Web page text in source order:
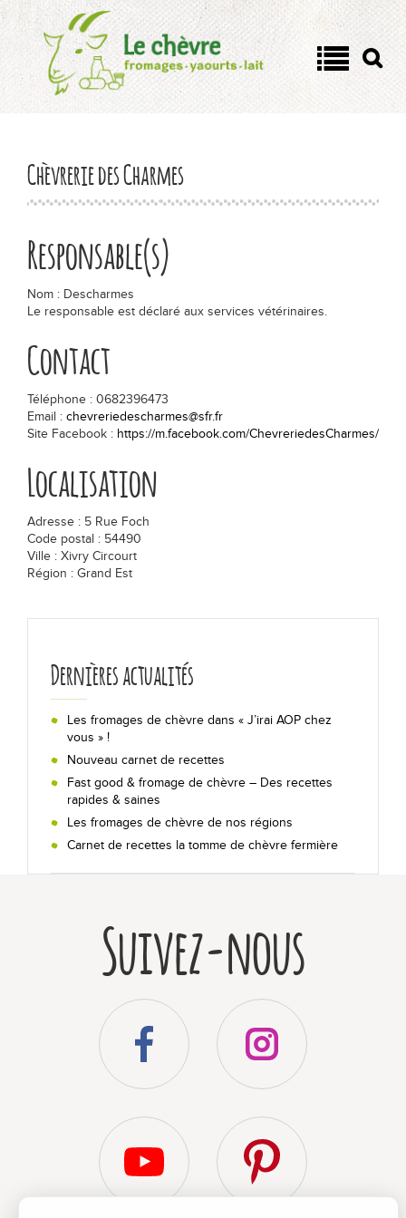
On a tous un côté chèvre !
?
Les fromages
Yaourts et lait de chèvre
Tout savoir
Les actualités
Chiffres clés
Formes & origines
La fabrication en 5 étapes
Les régions de production
Bon pour la santé !
Lexique
Déguster
Nos recettes au chèvre !
Sur un plateau
Secrets de dégustation
Qui sommes-nous ?
Bibliographie
Chèvrerie des Charmes
Responsable(s)
Nom : Descharmes
Le responsable est déclaré aux services vétérinaires.
Contact
Téléphone : 0682396473
Email : chevreriedescharmes@sfr.fr
Site Facebook : https://m.facebook.com/ChevreriedesCharmes/
Localisation
Adresse : 5 Rue Foch
Code postal : 54490
Ville : Xivry Circourt
Région : Grand Est
Dernières actualités
Les fromages de chèvre dans « J’irai AOP chez
vous » !
Nouveau carnet de recettes
Fast good & fromage de chèvre – Des recettes
rapides & saines
Les fromages de chèvre de nos régions
Carnet de recettes la tomme de chèvre fermière
Suivez-nous
Panneau de gestion des cookies